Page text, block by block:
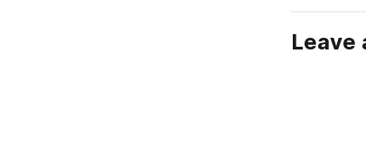
Leave